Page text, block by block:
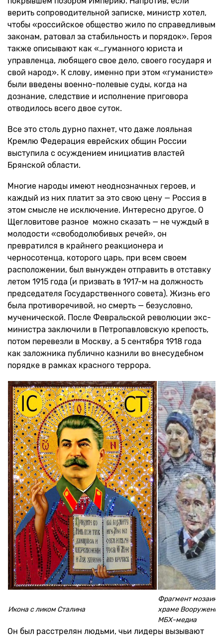
верить сопроводительной записке, министр хотел,
чтобы «российское общество жило по справедливым
законам, ратовал за стабильность и порядок». Героя
также описывают как «…гуманного юриста и
управленца, любящего свое дело, своего государя и
свой народ». К слову, именно при этом «гуманисте»
были введены военно-полевые суды, когда на
дознание, следствие и исполнение приговора
отводилось всего двое суток.
Все это столь дурно пахнет, что даже лояльная
Кремлю Федерация еврейских общин России
выступила с осуждением инициатив властей
Брянской области.
Многие народы имеют неоднозначных героев, и
каждый из них платит за это свою цену — Россия в
этом смысле не исключение. Интересно другое. О
Щегловитове разное можно сказать — не чуждый в
молодости «свободолюбивых речей», он
превратился в крайнего реакционера и
черносотенца, которого царь, при всем своем
расположении, был вынужден отправить в отставку
летом 1915 года (и призвать в 1917-м на должность
председателя Государственного совета). Жизнь его
была противоречивой, но смерть — безусловно,
мученической. После Февральской революции экс-
министра заключили в Петропавловскую крепость,
потом перевезли в Москву, а 5 сентября 1918 года
как заложника публично казнили во внесудебном
порядке в рамках красного террора.
Икона с ликом Сталина
Фрагмент мозаики
храме
МБХ-медиа
Он был расстрелян людьми, чьи лидеры вызывают